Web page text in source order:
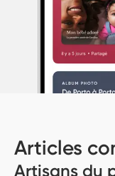
Articles
Artisans du